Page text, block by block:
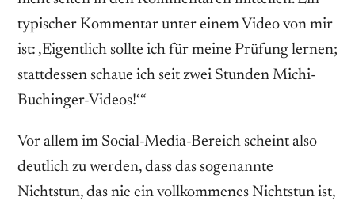
typischer Kommentar unter einem Video von mir
ist: ‚Eigentlich sollte ich für meine Prüfung lernen;
stattdessen schaue ich seit zwei Stunden Michi-
Buchinger-Videos!‘“
Vor allem im Social-Media-Bereich scheint also
deutlich zu werden, dass das sogenannte
Nichtstun, das nie ein vollkommenes Nichtstun ist,